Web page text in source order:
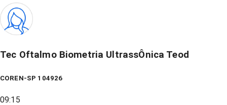
Tec Oftalmo Biometria UltrassÔnica Teod
COREN-SP 104926
09:15